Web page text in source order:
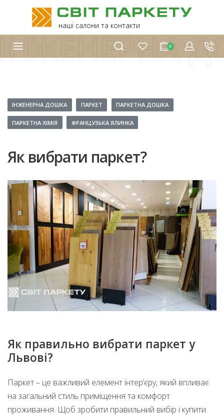
наші салони та контакти
0
ІНЖЕНЕРНА ДОШКА ПАРКЕТ ПАРКЕТНА ДОШКА
ПАРКЕТНА ХІМІЯ ФРАНЦУЗЬКА ЯЛИНКА
Як вибрати паркет?
Як правильно вибрати паркет у
Львові?
Паркет – це важливий елемент інтер’єру, який впливає
на загальний стиль приміщення та комфорт
проживання. Щоб зробити правильний вибір і купити